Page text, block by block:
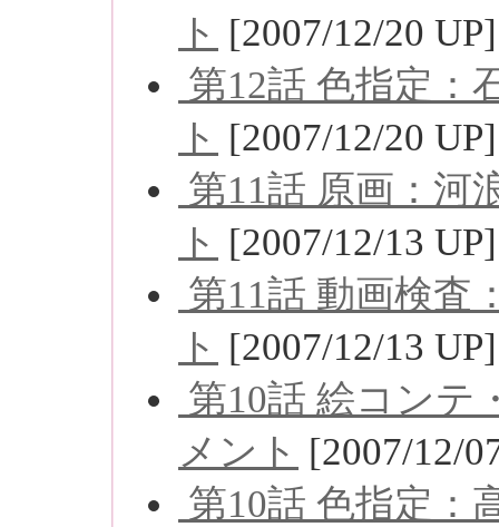
ト [2007/12/20 UP]
第12話 色指定：
ト [2007/12/20 UP]
第11話 原画：河
ト [2007/12/13 UP]
第11話 動画検査
ト [2007/12/13 UP]
第10話 絵コンテ
メント [2007/12/
第10話 色指定：